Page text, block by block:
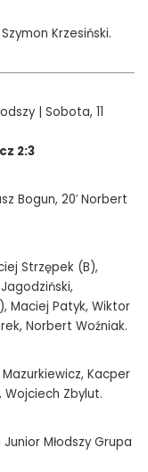
Krzesiński.
| Sobota, 11
2:3
Bogun, 20′ Norbert
Strzępek (B),
Maciej Patyk, Wiktor
Norbert Woźniak.
Kacper
Wojciech Zbylut.
Młodszy Grupa